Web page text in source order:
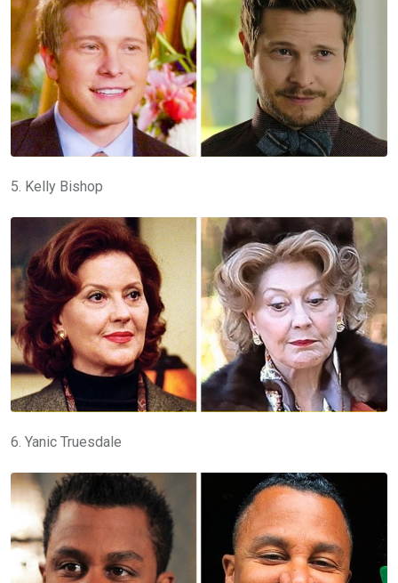
5. Kelly Bishop
6. Yanic Truesdale